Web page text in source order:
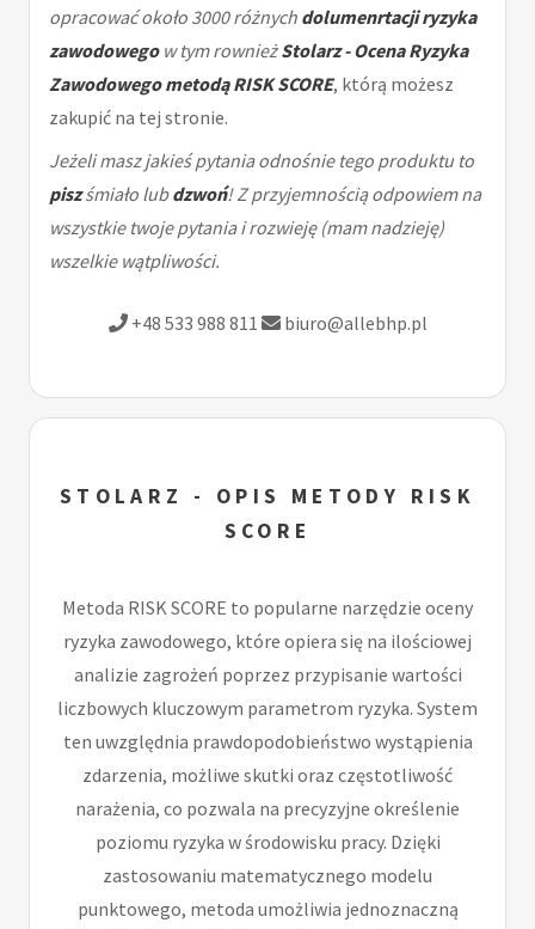
opracować około 3000 różnych dolumenrtacji ryzyka
zawodowegow tym rownieżStolarz - Ocena Ryzyka
Zawodowego metodą RISK SCORE, którą możesz
zakupić na tej stronie.
Jeżeli masz jakieś pytania odnośnie tego produktu to
piszśmiało lubdzwoń! Z przyjemnością odpowiem na
wszystkie twoje pytania i rozwieję (mam nadzieję)
wszelkie wątpliwości.
+48 533 988 811 biuro@allebhp.pl
STOLARZ - OPIS METODY RISK
SCORE
Metoda RISK SCORE to popularne narzędzie oceny
ryzyka zawodowego, które opiera się na ilościowej
analizie zagrożeń poprzez przypisanie wartości
liczbowych kluczowym parametrom ryzyka. System
ten uwzględnia prawdopodobieństwo wystąpienia
zdarzenia, możliwe skutki oraz częstotliwość
narażenia, co pozwala na precyzyjne określenie
poziomu ryzyka w środowisku pracy. Dzięki
zastosowaniu matematycznego modelu
punktowego, metoda umożliwia jednoznaczną